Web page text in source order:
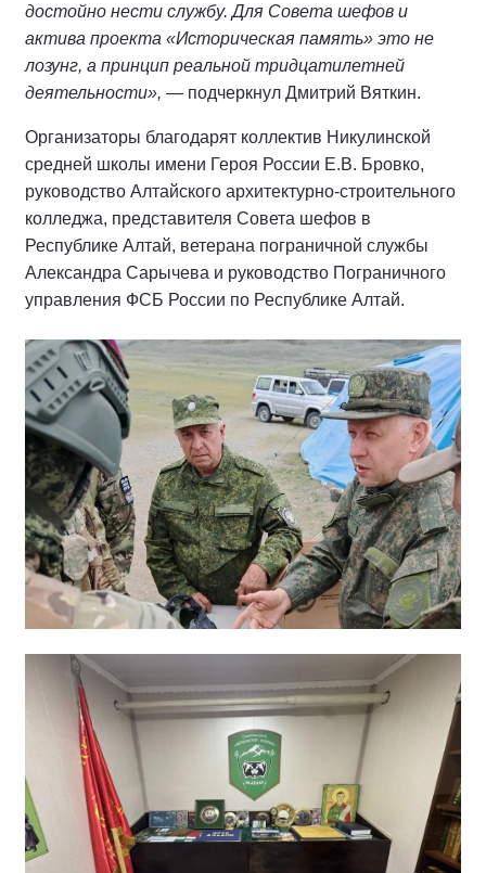
достойно нести службу. Для Совета шефов и
актива проекта «Историческая память» это не
лозунг, а принцип реальной тридцатилетней
деятельности», — подчеркнул Дмитрий Вяткин.
Организаторы благодарят коллектив Никулинской
средней школы имени Героя России Е.В. Бровко,
руководство Алтайского архитектурно-строительного
колледжа, представителя Совета шефов в
Республике Алтай, ветерана пограничной службы
Александра Сарычева и руководство Пограничного
управления ФСБ России по Республике Алтай.